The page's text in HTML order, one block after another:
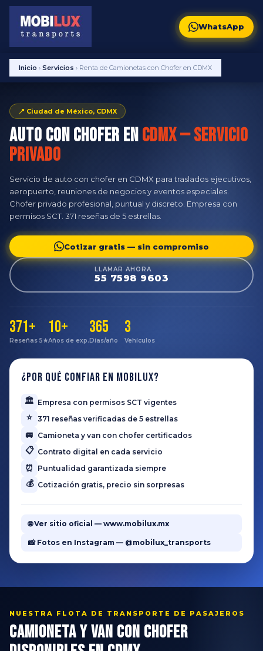
WhatsApp
Inicio › Servicios › Renta de Camionetas con Chofer en CDMX
📍 Ciudad de México, CDMX
Auto con Chofer enCDMX — Servicio
Privado
Servicio de auto con chofer en CDMX para traslados ejecutivos,
aeropuerto, reuniones de negocios y eventos especiales.
Chofer privado profesional, puntual y discreto. Empresa con
permisos SCT. 371 reseñas de 5 estrellas.
Cotizar gratis — sin compromiso
LLAMAR AHORA
55 7598 9603
371+
Reseñas 5★
10+
Años de exp.
365
Días/año
3
Vehículos
¿Por qué confiar en Mobilux?
🏛️ Empresa con permisos SCT vigentes
⭐ 371 reseñas verificadas de 5 estrellas
🚐 Camioneta y van con chofer certificados
📋 Contrato digital en cada servicio
⏰ Puntualidad garantizada siempre
💰 Cotización gratis, precio sin sorpresas
🌐 Ver sitio oficial — www.mobilux.mx
📸 Fotos en Instagram — @mobilux_transports
NUESTRA FLOTA DE TRANSPORTE DE PASAJEROS
Camioneta y Van con Chofer